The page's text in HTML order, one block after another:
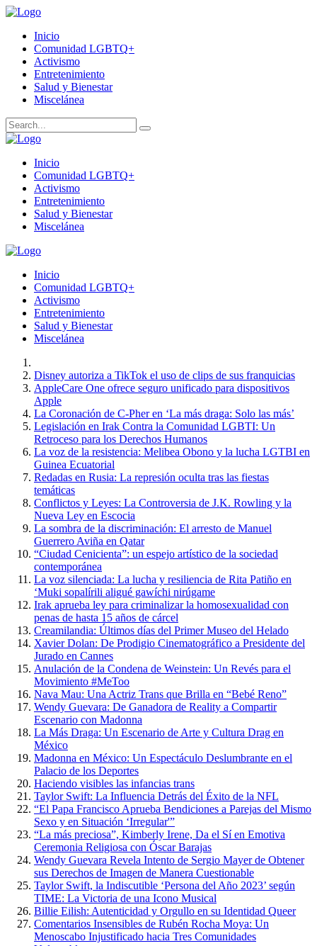
Inicio
Comunidad LGBTQ+
Activismo
Entretenimiento
Salud y Bienestar
Miscelánea
Inicio
Comunidad LGBTQ+
Activismo
Entretenimiento
Salud y Bienestar
Miscelánea
Inicio
Comunidad LGBTQ+
Activismo
Entretenimiento
Salud y Bienestar
Miscelánea
Disney autoriza a TikTok el uso de clips de sus franquicias
AppleCare One ofrece seguro unificado para dispositivos
Apple
La Coronación de C-Pher en ‘La más draga: Solo las más’
Legislación en Irak Contra la Comunidad LGBTI: Un
Retroceso para los Derechos Humanos
La voz de la resistencia: Melibea Obono y la lucha LGTBI en
Guinea Ecuatorial
Redadas en Rusia: La represión oculta tras las fiestas
temáticas
Conflictos y Leyes: La Controversia de J.K. Rowling y la
Nueva Ley en Escocia
La sombra de la discriminación: El arresto de Manuel
Guerrero Aviña en Qatar
“Ciudad Cenicienta”: un espejo artístico de la sociedad
contemporánea
La voz silenciada: La lucha y resiliencia de Rita Patiño en
‘Muki sopalírili aligué gawíchi nirúgame
Irak aprueba ley para criminalizar la homosexualidad con
penas de hasta 15 años de cárcel
Creamilandia: Últimos días del Primer Museo del Helado
Xavier Dolan: De Prodigio Cinematográfico a Presidente del
Jurado en Cannes
Anulación de la Condena de Weinstein: Un Revés para el
Movimiento #MeToo
Nava Mau: Una Actriz Trans que Brilla en “Bebé Reno”
Wendy Guevara: De Ganadora de Reality a Compartir
Escenario con Madonna
La Más Draga: Un Escenario de Arte y Cultura Drag en
México
Madonna en México: Un Espectáculo Deslumbrante en el
Palacio de los Deportes
Haciendo visibles las infancias trans
Taylor Swift: La Influencia Detrás del Éxito de la NFL
“El Papa Francisco Aprueba Bendiciones a Parejas del Mismo
Sexo y en Situación ‘Irregular'”
“La más preciosa”, Kimberly Irene, Da el Sí en Emotiva
Ceremonia Religiosa con Óscar Barajas
Wendy Guevara Revela Intento de Sergio Mayer de Obtener
sus Derechos de Imagen de Manera Cuestionable
Taylor Swift, la Indiscutible ‘Persona del Año 2023’ según
TIME: La Victoria de una Icono Musical
Billie Eilish: Autenticidad y Orgullo en su Identidad Queer
Comentarios Insensibles de Rubén Rocha Moya: Un
Menoscabo Injustificado hacia Tres Comunidades